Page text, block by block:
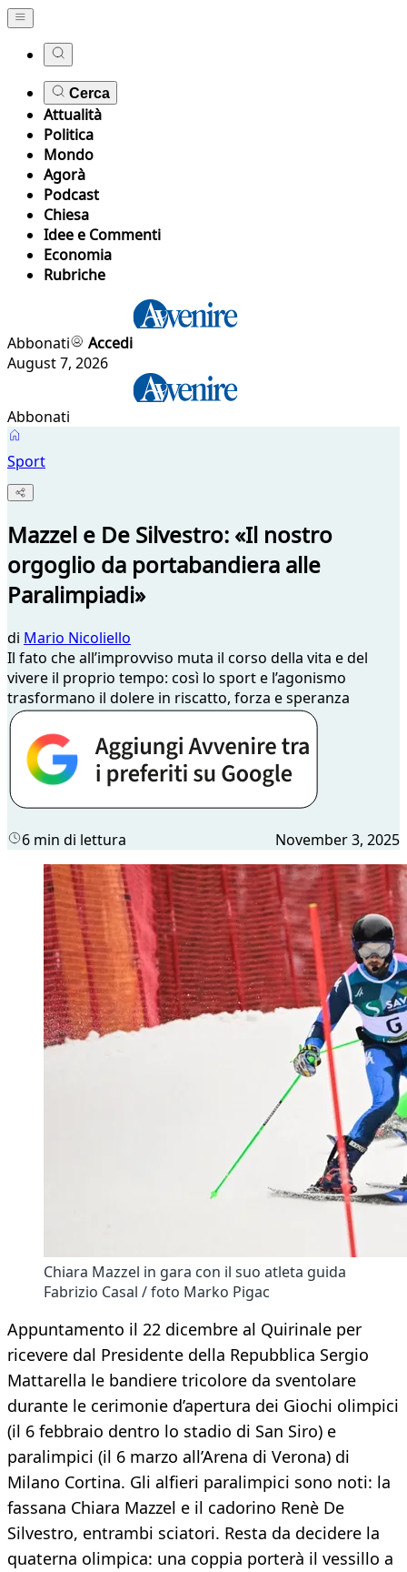
Cerca
Attualità
Politica
Mondo
Agorà
Podcast
Chiesa
Idee e Commenti
Economia
Rubriche
Abbonati
Accedi
August 7, 2026
Abbonati
Sport
Mazzel e De Silvestro: «Il nostro
orgoglio da portabandiera alle
Paralimpiadi»
di Mario Nicoliello
Il fato che all’improvviso muta il corso della vita e del
vivere il proprio tempo: così lo sport e l’agonismo
trasformano il dolere in riscatto, forza e speranza
6 min di lettura November 3, 2025
Chiara Mazzel in gara con il suo atleta guida
Fabrizio Casal / foto Marko Pigac
Appuntamento il 22 dicembre al Quirinale per
ricevere dal Presidente della Repubblica Sergio
Mattarella le bandiere tricolore da sventolare
durante le cerimonie d’apertura dei Giochi olimpici
(il 6 febbraio dentro lo stadio di San Siro) e
paralimpici (il 6 marzo all’Arena di Verona) di
Milano Cortina. Gli alfieri paralimpici sono noti: la
fassana Chiara Mazzel e il cadorino Renè De
Silvestro, entrambi sciatori. Resta da decidere la
quaterna olimpica: una coppia porterà il vessillo a